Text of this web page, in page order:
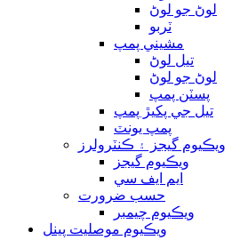
لوڻ جو لوڻ
ٽربو
مشيني پمپ
تيل لوڻ
لوڻ جو لوڻ
پسٽن پمپ
تيل جي پکيڙ پمپ
پمپ يونٽ
ويڪيوم گيجز ۽ ڪنٽرولرز
ويڪيوم گيجز
ايم ايف سي
حسب ضرورت
ويڪيوم چيمبر
ويڪيوم موصليت پينل